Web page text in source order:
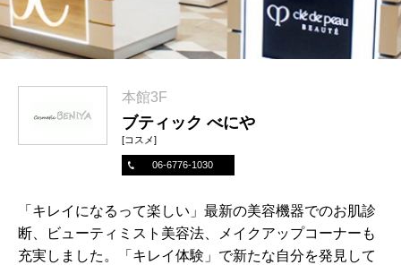
本館3F
ブティック べにや
[コスメ]
06-6776-1030
「キレイになるって楽しい」最新の美容機器でのお肌診
断、ビューティミスト美容法、メイクアップコーナーも
充実しました。「キレイ体験」で新たな自分を発見して